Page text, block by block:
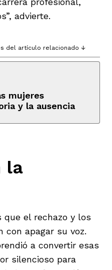
advierte.
del artículo relacionado ↓
mujeres
y la ausencia
la
el rechazo y los
con apagar su voz.
a convertir esas
silencioso para